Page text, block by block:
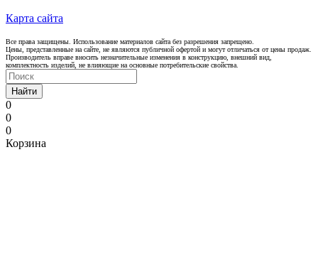
Карта сайта
Все права защищены. Использование материалов сайта без разрешения запрещено.
Цены, представленные на сайте, не являются публичной офертой и могут отличаться от цены продаж.
Производитель вправе вносить незначительные изменения в конструкцию, внешний вид,
комплектность изделий, не влияющие на основные потребительские свойства.
Найти
0
0
0
Корзина